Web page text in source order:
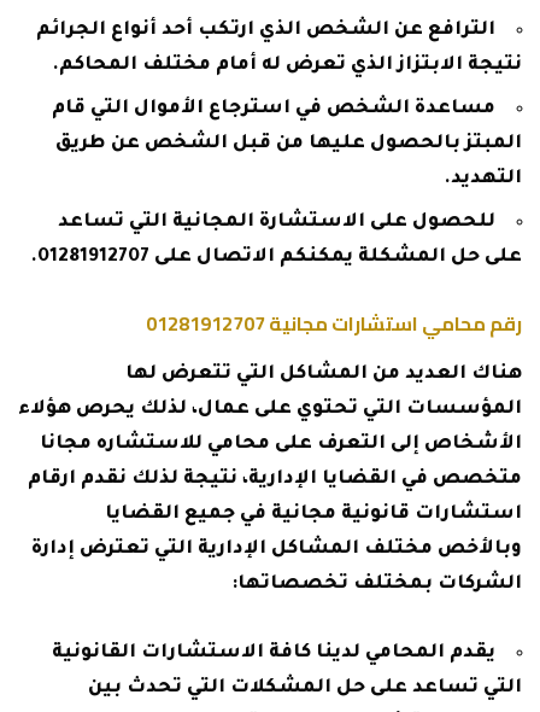
الترافع عن الشخص الذي ارتكب أحد أنواع الجرائم
نتيجة الابتزاز الذي تعرض له أمام مختلف المحاكم.
مساعدة الشخص في استرجاع الأموال التي قام
المبتز بالحصول عليها من قبل الشخص عن طريق
التهديد.
للحصول على الاستشارة المجانية التي تساعد
على حل المشكلة يمكنكم الاتصال على 01281912707
.
رقم محامي استشارات مجانية 01281912707
هناك العديد من المشاكل التي تتعرض لها
المؤسسات التي تحتوي على عمال، لذلك يحرص هؤلاء
الأشخاص إلى التعرف على محامي للاستشاره مجانا
متخصص في القضايا الإدارية، نتيجة لذلك نقدم ارقام
استشارات قانونية مجانية في جميع القضايا
وبالأخص مختلف المشاكل الإدارية التي تعترض إدارة
الشركات بمختلف تخصصاتها:
يقدم المحامي لدينا كافة الاستشارات القانونية
التي تساعد على حل المشكلات التي تحدث بين